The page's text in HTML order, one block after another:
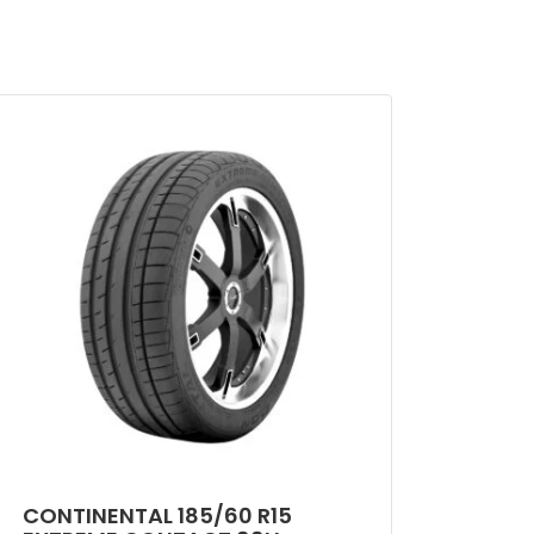
CONTINENTAL 185/60 R15